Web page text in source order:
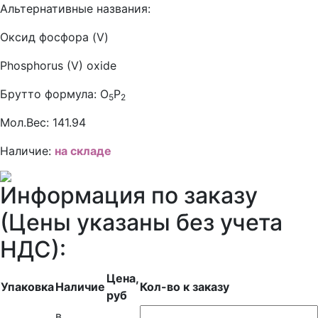
Альтернативные названия:
Оксид фосфора (V)
Phosphorus (V) oxide
Брутто формула: O5P2
Мол.Вес: 141.94
Наличие: на складе
Информация по заказу
(Цены указаны без учета
НДС):
УпаковкаНаличие
Цена,
руб
Кол-во к заказу